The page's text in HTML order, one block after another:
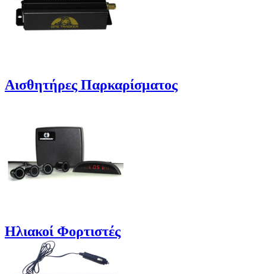
Αισθητήρες Παρκαρίσματος
Ηλιακοί Φορτιστές